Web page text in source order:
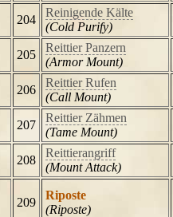
204
Reinigende Kälte
(Cold Purify)
205
Reittier Panzern
(Armor Mount)
206
Reittier Rufen
(Call Mount)
207
Reittier Zähmen
(Tame Mount)
208
Reittierangriff
(Mount Attack)
209
Riposte
(Riposte)